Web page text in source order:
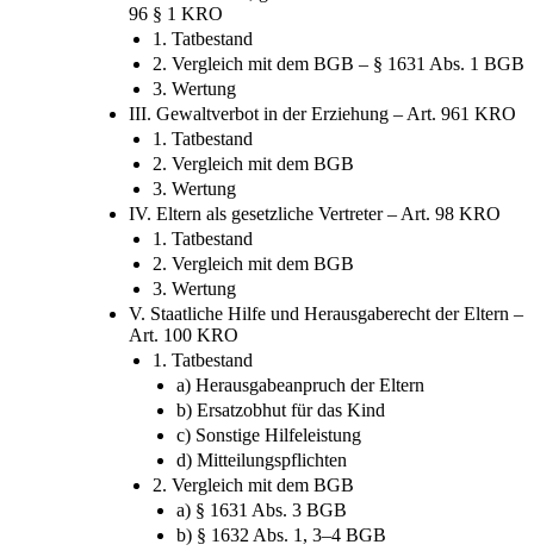
II. Persönliche Ausübung der elterlichen Gewalt
durch die Eltern, gesellschaftliches Interesse – Art.
96 § 1 KRO
1. Tatbestand
2. Vergleich mit dem BGB – § 1631 Abs. 1 BGB
3. Wertung
III. Gewaltverbot in der Erziehung – Art. 961 KRO
1. Tatbestand
2. Vergleich mit dem BGB
3. Wertung
IV. Eltern als gesetzliche Vertreter – Art. 98 KRO
1. Tatbestand
2. Vergleich mit dem BGB
3. Wertung
V. Staatliche Hilfe und Herausgaberecht der Eltern –
Art. 100 KRO
1. Tatbestand
a) Herausgabeanpruch der Eltern
b) Ersatzobhut für das Kind
c) Sonstige Hilfeleistung
d) Mitteilungspflichten
2. Vergleich mit dem BGB